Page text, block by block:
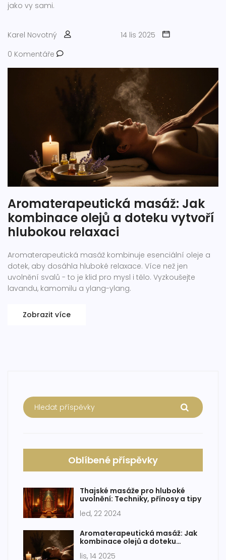
jako vy sami.
Karel Novotný
14 lis 2025
0 Komentáře
Aromaterapeutická masáž: Jak
kombinace olejů a doteku vytvoří
hlubokou relaxaci
Aromaterapeutická masáž kombinuje esenciální oleje a
dotek, aby dosáhla hluboké relaxace. Více než jen
uvolnění svalů - to je klid pro mysl i tělo. Vyzkoušejte
lavandu, kamomilu a ylang-ylang.
Zobrazit více
Oblíbené příspěvky
Thajské masáže pro hluboké
uvolnění: Techniky, přínosy a tipy
led, 22 2024
Aromaterapeutická masáž: Jak
kombinace olejů a doteku
lis, 14 2025